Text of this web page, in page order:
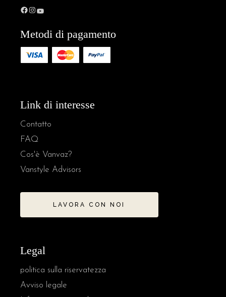
Metodi di pagamento
Link di interesse
Contatto
FAQ
Cos'è Vanvaz?
Vanstyle Advisors
LAVORA CON NOI
Legal
politica sulla riservatezza
Avviso legale